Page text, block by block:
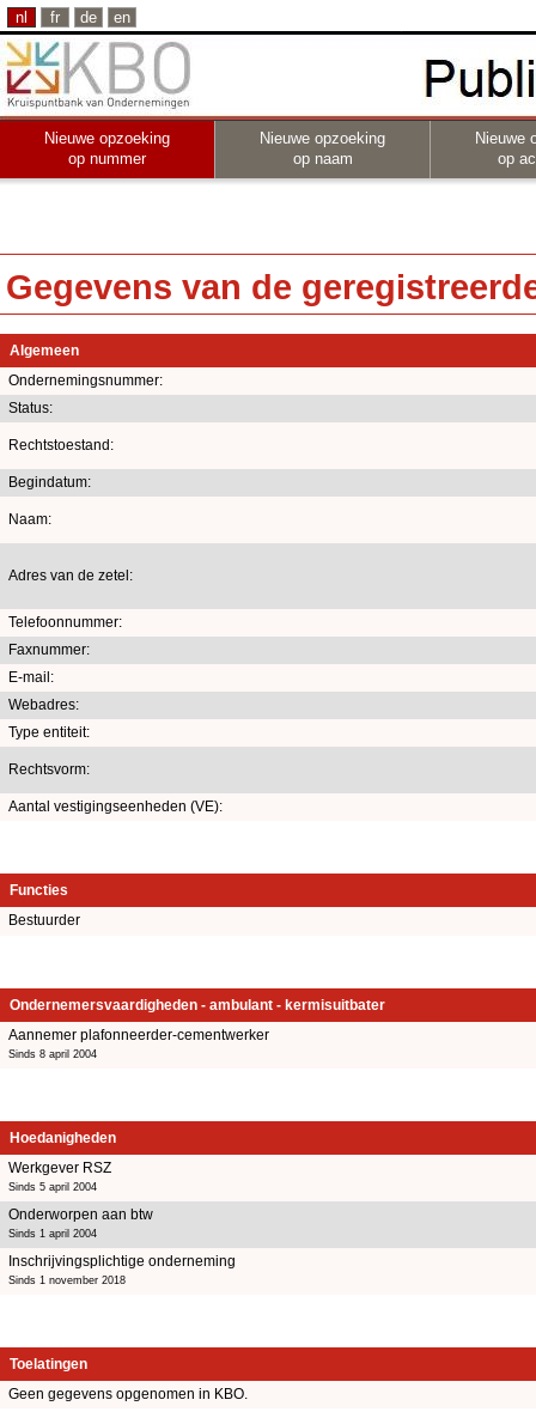
nl fr de en
Nieuwe opzoeking
op nummer
Nieuwe opzoeking
op naam
Nieuwe
op
Gegevens van de
Algemeen
Ondernemingsnummer:
Status:
Rechtstoestand:
Begindatum:
Naam:
Adres van de zetel:
Telefoonnummer:
Faxnummer:
E-mail:
Webadres:
Type entiteit:
Rechtsvorm:
Aantal vestigingseenheden (VE):
Functies
Bestuurder
Ondernemersvaardigheden - ambulant - kermisuitbater
Aannemer plafonneerder-cementwerker
Sinds 8 april 2004
Hoedanigheden
Werkgever RSZ
Sinds 5 april 2004
Onderworpen aan btw
Sinds 1 april 2004
Inschrijvingsplichtige onderneming
Sinds 1 november 2018
Toelatingen
Geen gegevens opgenomen in KBO.